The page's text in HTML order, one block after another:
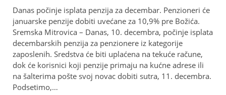
Danas počinje isplata penzija za decembar. Penzioneri će
januarske penzije dobiti uvećane za 10,9% pre Božića.
Sremska Mitrovica – Danas, 10. decembra, počinje isplata
decembarskih penzija za penzionere iz kategorije
zaposlenih. Sredstva će biti uplaćena na tekuće račune,
dok će korisnici koji penzije primaju na kućne adrese ili
na šalterima pošte svoj novac dobiti sutra, 11. decembra.
Podsetimo,…